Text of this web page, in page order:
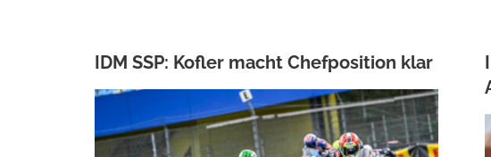
IDM SSP: Kofler macht Chefposition klar
ANKE